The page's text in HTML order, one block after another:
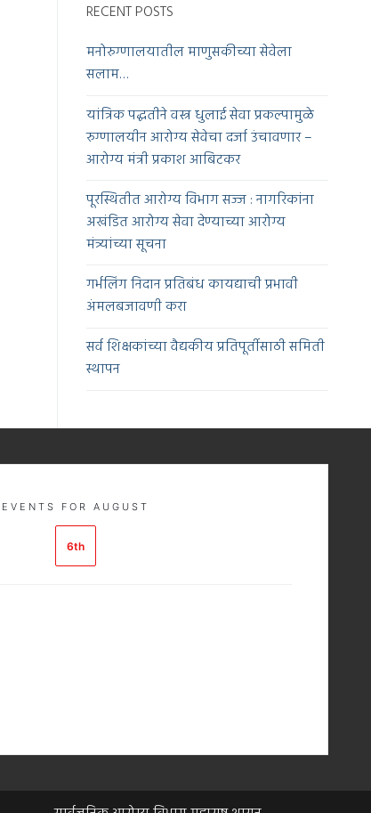
RECENT POSTS
मनोरुग्णालयातील माणुसकीच्या सेवेला
सलाम…
यांत्रिक पद्धतीने वस्त्र धुलाई सेवा प्रकल्पामुळे
रुग्णालयीन आरोग्य सेवेचा दर्जा उंचावणार –
आरोग्य मंत्री प्रकाश आबिटकर
पूरस्थितीत आरोग्य विभाग सज्ज : नागरिकांना
अखंडित आरोग्य सेवा देण्याच्या आरोग्य
मंत्र्यांच्या सूचना
गर्भलिंग निदान प्रतिबंध कायद्याची प्रभावी
अंमलबजावणी करा
सर्व शिक्षकांच्या वैद्यकीय प्रतिपूर्तीसाठी समिती
स्थापन
EVENTS FOR AUGUST
6th